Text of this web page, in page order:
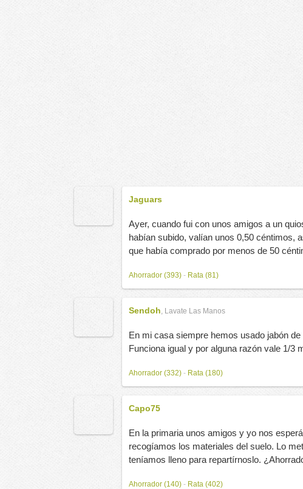
Jaguars
Ayer, cuando fui con unos amigos a un
habían subido, valían unos 0,50 céntimos,
que había comprado por menos de 50
Ahorrador (393) - Rata (81)
Sendoh, Lavate Las Manos
En mi casa siempre hemos usado jabón
Funciona igual y por alguna razón vale 1/3
Ahorrador (332) - Rata (180)
Capo75
En la primaria unos amigos y yo nos
recogíamos los materiales del suelo. Lo
teníamos lleno para repartírnoslo.
Ahorrador (140) - Rata (402)